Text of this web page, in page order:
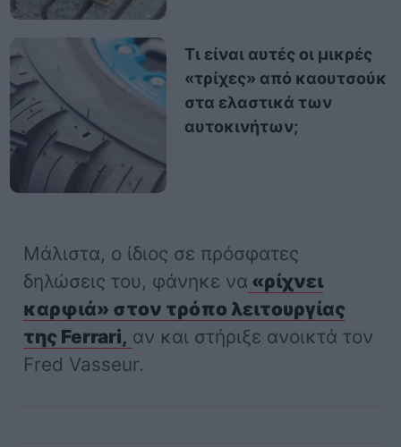
Τι είναι αυτές οι μικρές
«τρίχες» από καουτσούκ
στα ελαστικά των
αυτοκινήτων;
Μάλιστα, ο ίδιος σε πρόσφατες
δηλώσεις του, φάνηκε να «ρίχνει
καρφιά» στον τρόπο λειτουργίας
της Ferrari, αν και στήριξε ανοικτά τον
Fred Vasseur.